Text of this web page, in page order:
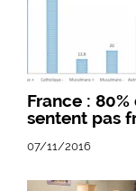
France :
sentent pas
07/11/2016